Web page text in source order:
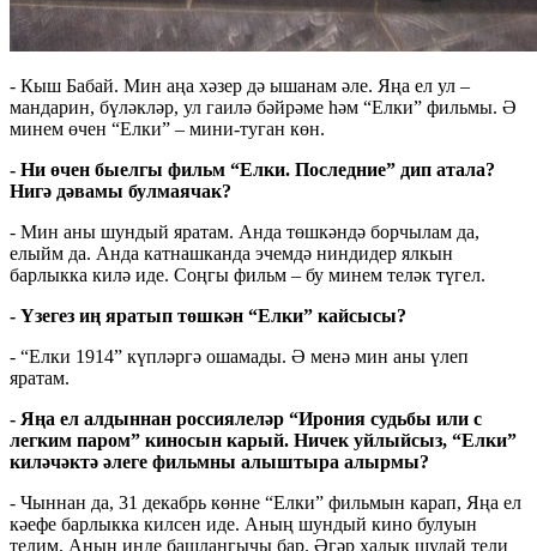
- Кыш Бабай. Мин аңа хәзер дә ышанам әле. Яңа ел ул –
мандарин, бүләкләр, ул гаилә бәйрәме һәм “Елки” фильмы. Ә
минем өчен “Елки” – мини-туган көн.
- Ни өчен быелгы фильм “Елки. Последние” дип атала?
Нигә дәвамы булмаячак?
- Мин аны шундый яратам. Анда төшкәндә борчылам да,
елыйм да. Анда катнашканда эчемдә ниндидер ялкын
барлыкка килә иде. Соңгы фильм – бу минем теләк түгел.
- Үзегез иң яратып төшкән “Елки” кайсысы?
- “Елки 1914” күпләргә ошамады. Ә менә мин аны үлеп
яратам.
- Яңа ел алдыннан россиялеләр “Ирония судьбы или с
легким паром” киносын карый. Ничек уйлыйсыз, “Елки”
киләчәктә әлеге фильмны алыштыра алырмы?
- Чыннан да, 31 декабрь көнне “Елки” фильмын карап, Яңа ел
кәефе барлыкка килсен иде. Аның шундый кино булуын
телим. Аның инде башлангычы бар. Әгәр халык шулай тели